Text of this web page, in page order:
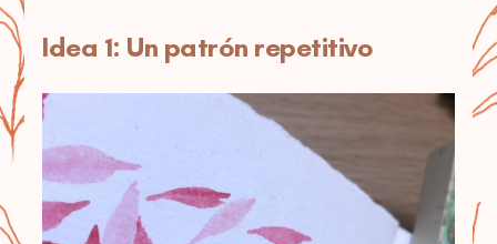
Idea 1: Un patrón repetitivo